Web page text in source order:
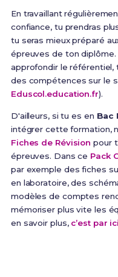
En travaillant
confiance, tu prendras
tu seras mieux préparé
épreuves de ton diplôme.
approfondir le référentiel,
des compétences sur le
Eduscol.education.fr).
D'ailleurs, si tu es en Bac
intégrer cette formation,
Fiches de Révision pour
épreuves. Dans ce Pack
par exemple des fiches
en laboratoire, des
modèles de comptes
mémoriser plus vite les
en savoir plus, c’est par